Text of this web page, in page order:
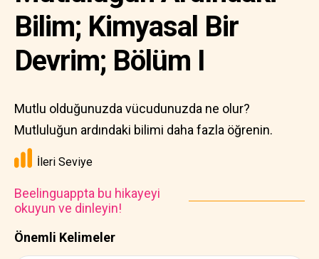
Önemli Kelimeler
Bilim; Kimyasal Bir
Devrim; Bölüm I
Mutlu olduğunuzda vücudunuzda ne olur?
Mutluluğun ardındaki bilimi daha fazla öğrenin.
İleri Seviye
Beelinguappta bu hikayeyi
okuyun ve dinleyin!